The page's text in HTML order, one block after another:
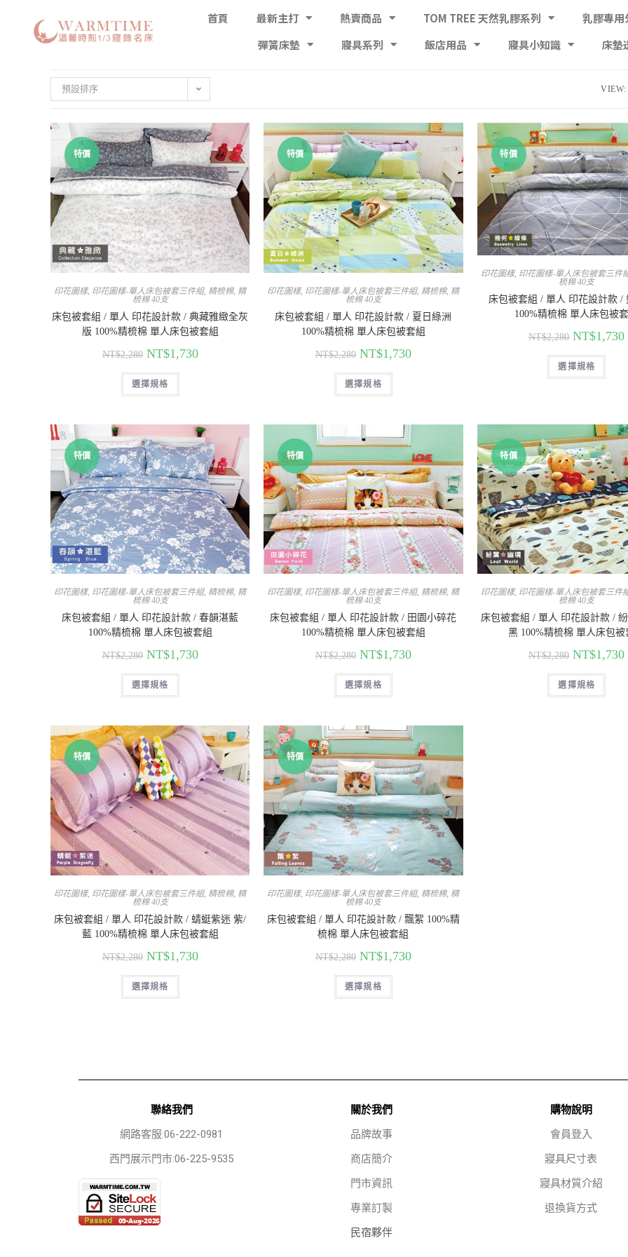
首頁 最新主打 熱賣商品 TOM TREE 天然乳膠系列
乳膠專用
彈簧床墊
寢具系列 飯店用品 寢具小知識 床墊
預設排序 VIEW:
特價
印花圖樣, 印花圖樣-單人床包被套三件組, 精梳棉, 精
梳棉 40支
床包被套組 / 單人 印花設計款 / 典藏雅緻全灰
版 100%精梳棉 單人床包被套組
NT$2,280 NT$1,730
選擇規格
特價
印花圖樣, 印花圖樣-單人床包被套三件組, 精梳棉, 精
梳棉 40支
床包被套組 / 單人 印花設計款 / 夏日綠洲
100%精梳棉 單人床包被套組
NT$2,280 NT$1,730
選擇規格
特價
印花圖樣, 印花圖樣-單人床包被套三件
梳棉 40支
床包被套組 / 單人 印花設計款 /
100%精梳棉 單人床包被
NT$2,280 NT$1,730
選擇規格
特價
印花圖樣, 印花圖樣-單人床包被套三件組, 精梳棉, 精
梳棉 40支
床包被套組 / 單人 印花設計款 / 春韻湛藍
100%精梳棉 單人床包被套組
NT$2,280 NT$1,730
選擇規格
特價
印花圖樣, 印花圖樣-單人床包被套三件組, 精梳棉, 精
梳棉 40支
床包被套組 / 單人 印花設計款 / 田園小碎花
100%精梳棉 單人床包被套組
NT$2,280 NT$1,730
選擇規格
特價
印花圖樣, 印花圖樣-單人床包被套三件
梳棉 40支
床包被套組 / 單人 印花設計款 /
黑 100%精梳棉 單人床包被
NT$2,280 NT$1,730
選擇規格
特價
印花圖樣, 印花圖樣-單人床包被套三件組, 精梳棉, 精
梳棉 40支
床包被套組 / 單人 印花設計款 / 蜻蜓紫迷 紫/
藍 100%精梳棉 單人床包被套組
NT$2,280 NT$1,730
選擇規格
特價
印花圖樣, 印花圖樣-單人床包被套三件組, 精梳棉, 精
梳棉 40支
床包被套組 / 單人 印花設計款 / 飄絮 100%精
梳棉 單人床包被套組
NT$2,280 NT$1,730
選擇規格
聯絡我們
網路客服:06-222-0981
西門展示門市:06-225-9535
關於我們
品牌故事
商店簡介
門市資訊
專業訂製
民宿夥伴
購物說明
會員登入
寢具尺寸表
寢具材質介紹
退換貨方式